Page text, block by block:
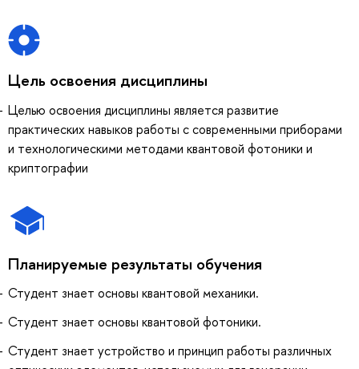
Цель освоения дисциплины
Целью освоения дисциплины является развитие
практических навыков работы с современными приборами
и технологическими методами квантовой фотоники и
криптографии
Планируемые результаты обучения
Студент знает основы квантовой механики.
Студент знает основы квантовой фотоники.
Студент знает устройство и принцип работы различных